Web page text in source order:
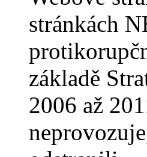
stránkách
základě
2006 až